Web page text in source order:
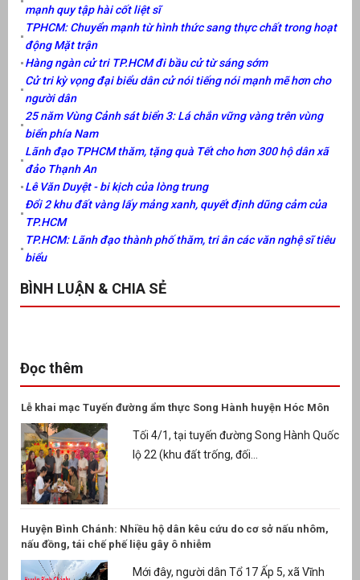
mạnh quy tập hài cốt liệt sĩ
TPHCM: Chuyển mạnh từ hình thức sang thực chất trong hoạt
động Mặt trận
Hàng ngàn cử tri TP.HCM đi bầu cử từ sáng sớm
Cử tri kỳ vọng đại biểu dân cử nói tiếng nói mạnh mẽ hơn cho
người dân
25 năm Vùng Cảnh sát biển 3: Lá chắn vững vàng trên vùng
biển phía Nam
Lãnh đạo TPHCM thăm, tặng quà Tết cho hơn 300 hộ dân xã
đảo Thạnh An
Lê Văn Duyệt - bi kịch của lòng trung
Đổi 2 khu đất vàng lấy mảng xanh, quyết định dũng cảm của
TP.HCM
TP.HCM: Lãnh đạo thành phố thăm, tri ân các văn nghệ sĩ tiêu
biểu
BÌNH LUẬN & CHIA SẺ
Đọc thêm
Lễ khai mạc Tuyến đường ẩm thực Song Hành huyện Hóc Môn
Tối 4/1, tại tuyến đường Song Hành Quốc
lộ 22 (khu đất trống, đối...
Huyện Bình Chánh: Nhiều hộ dân kêu cứu do cơ sở nấu nhôm,
nấu đồng, tái chế phế liệu gây ô nhiễm
Mới đây, người dân Tổ 17 Ấp 5, xã Vĩnh